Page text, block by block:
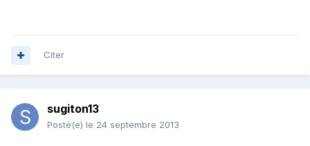
Citer
sugiton13
Posté(e) le 24 septembre 2013